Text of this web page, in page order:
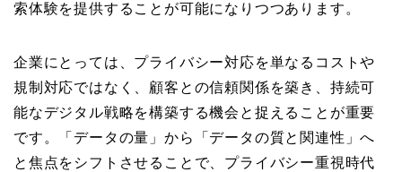
索体験を提供することが可能になりつつあります。
企業にとっては、プライバシー対応を単なるコストや
規制対応ではなく、顧客との信頼関係を築き、持続可
能なデジタル戦略を構築する機会と捉えることが重要
です。「データの量」から「データの質と関連性」へ
と焦点をシフトさせることで、プライバシー重視時代